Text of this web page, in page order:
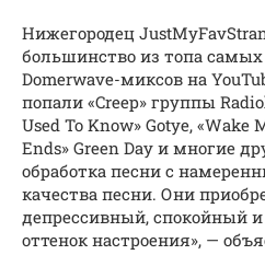
Нижегородец
большинство из топа
Domerwave-миксов на
попали «Creep» группы
Used To Know» Gotye, «Wake
Ends» Green Day и многие
обработка песни с
качества песни. Они
депрессивный, спокойный
оттенок настроения», —